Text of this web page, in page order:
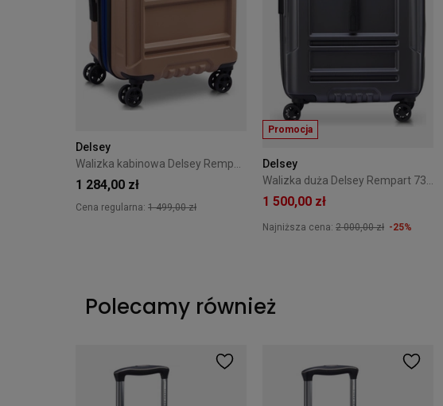
Delsey
1 284,00 zł
Cena regularna: 1 499,00 zł
Promocja
Delsey
1 500,00 zł
Najniższa cena: 2 000,00 zł -25%
Polecamy również